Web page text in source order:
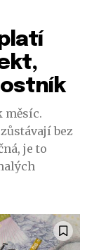
měsíc.
bez
je to